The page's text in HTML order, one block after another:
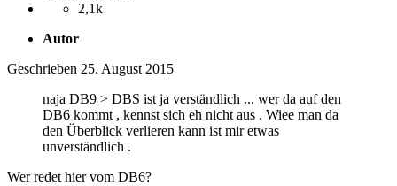
2,1k
Autor
Geschrieben 25. August 2015
naja DB9 > DBS ist ja verständlich ... wer da auf den
DB6 kommt , kennst sich eh nicht aus . Wiee man da
den Überblick verlieren kann ist mir etwas
unverständlich .
Wer redet hier vom DB6?